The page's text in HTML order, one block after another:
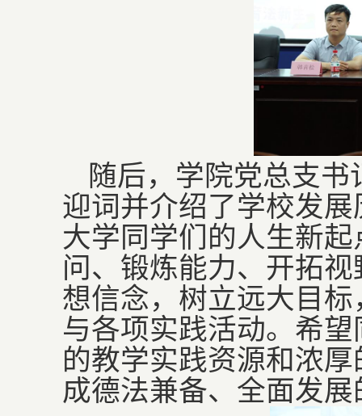
随后，学院党总支
迎词并介绍了学校发
大学同学们的人生新
问、锻炼能力、开拓
想信念，树立远大目
与各项实践活动。希
的教学实践资源和浓
成德法兼备、全面发